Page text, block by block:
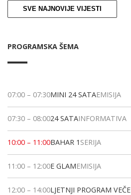
SVE NAJNOVIJE VIJESTI
PROGRAMSKA ŠEMA
07:00 – 07:30MINI 24 SATAEMISIJA
07:30 – 08:0024 SATAINFORMATIVA
10:00 – 11:00BAHAR 1 SERIJA
11:00 – 12:00E GLAMEMISIJA
12:00 – 14:00LJETNJI PROGRAM VEČE